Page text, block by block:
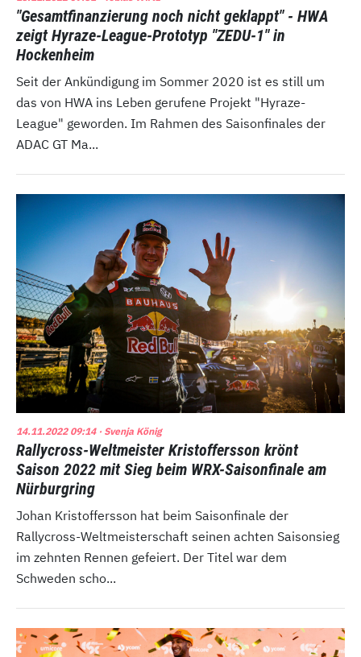
"Gesamtfinanzierung noch nicht geklappt" - HWA
zeigt Hyraze-League-Prototyp "ZEDU-1" in
Hockenheim
Seit der Ankündigung im Sommer 2020 ist es still um
das von HWA ins Leben gerufene Projekt "Hyraze-
League" geworden. Im Rahmen des Saisonfinales der
ADAC GT Ma...
14.11.2022 09:14· Svenja König
Rallycross-Weltmeister Kristoffersson krönt
Saison 2022 mit Sieg beim WRX-Saisonfinale am
Nürburgring
Johan Kristoffersson hat beim Saisonfinale der
Rallycross-Weltmeisterschaft seinen achten Saisonsieg
im zehnten Rennen gefeiert. Der Titel war dem
Schweden scho...